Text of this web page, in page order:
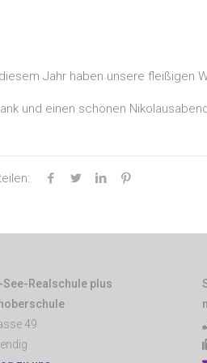
Jahr haben unsere fleißigen
und einen schönen
See-Realschule plus
49